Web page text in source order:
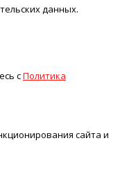
данных.
сПолитика
сайта и